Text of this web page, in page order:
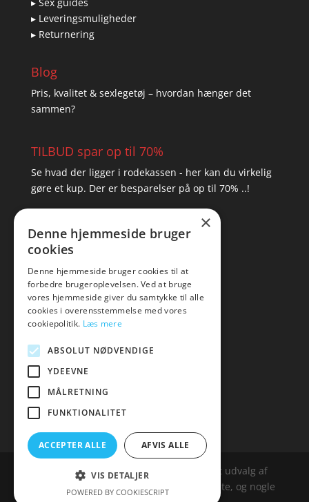
▸ Leveringsmuligheder
▸ Returnering
Blog
Pris, kvalitet & sexlegetøj – hvordan hænger det
sammen?
TILBUD spar op til 70%
Se hvad der ligger i rodekassen - her kan du virkelig
gøre et kup. Der er besparelser på op til 70% ..!
Tlf: 7876 8672
Mail: hej@amare.dk
Amare.dk er siden, der samler et bredt udvalg af
spændende varer. Siden er et affailiatesite, og nogle
×
Denne hjemmeside bruger
cookies
Denne hjemmeside bruger cookies til at
forbedre brugeroplevelsen. Ved at bruge
vores hjemmeside giver du samtykke til alle
cookies i overensstemmelse med vores
cookiepolitik. Læs mere
ABSOLUT NØDVENDIGE
YDEEVNE
MÅLRETNING
FUNKTIONALITET
ACCEPTER ALLE AFVIS ALLE
VIS DETALJER
POWERED BY COOKIESCRIPT